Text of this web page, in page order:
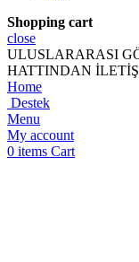
Shopping cart
close
ULUSLARARASI
HATTINDAN
Home
Destek
Menu
My account
0 items Cart